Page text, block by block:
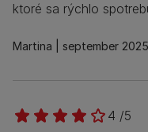
ktoré sa rýchlo
Martina september 2025
4 /5